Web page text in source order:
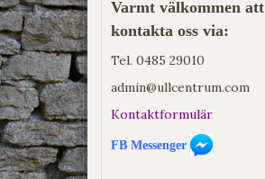
Varmt välkommen att
kontakta oss via:
Tel. 0485 29010
admin@ullcentrum.com
Kontaktformulär
FB Messenger